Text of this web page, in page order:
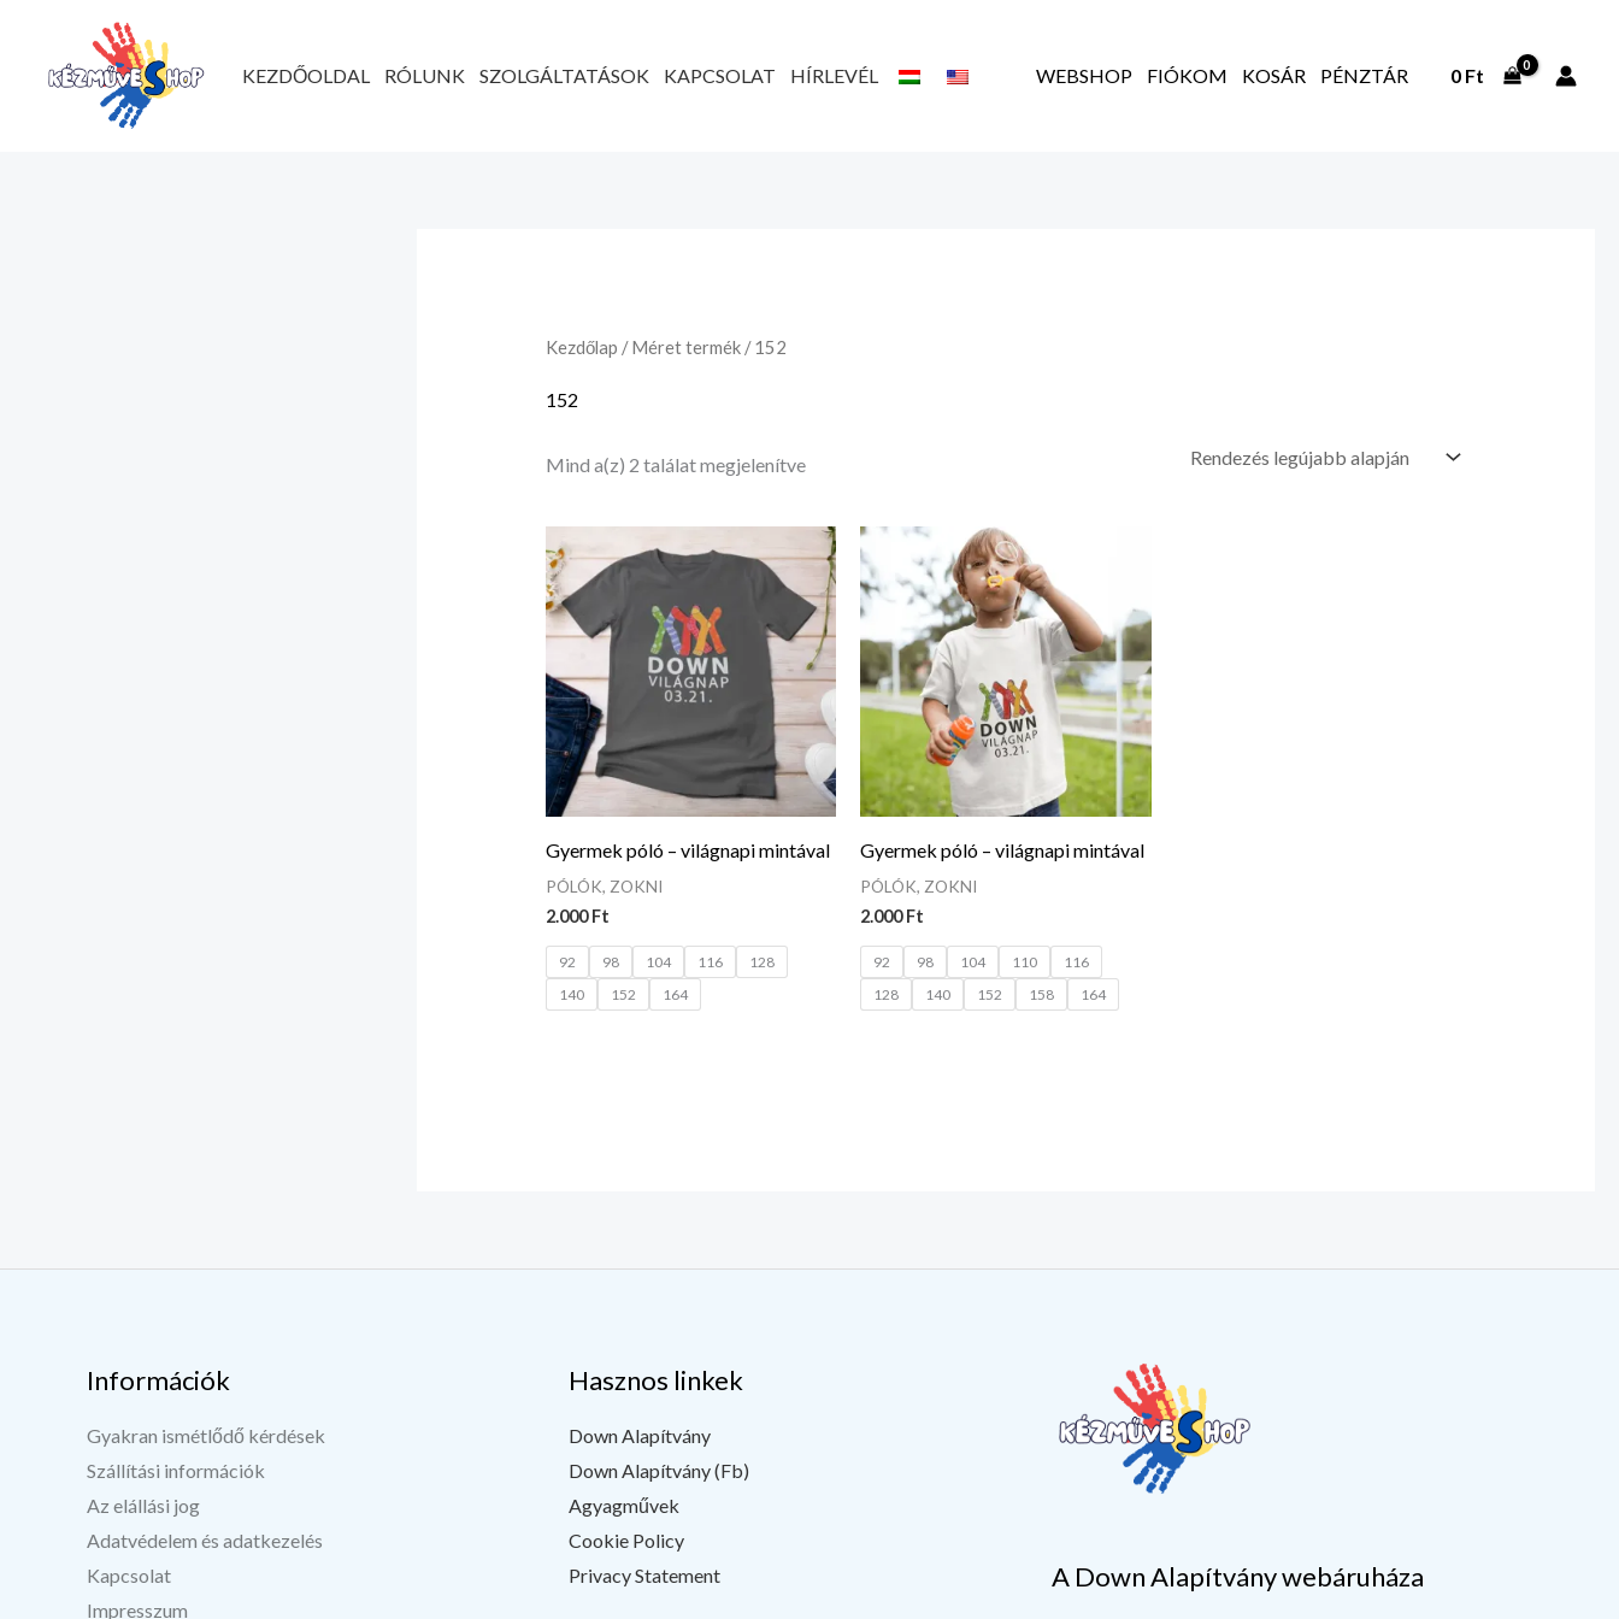
tartalomhoz
KEZDŐOLDAL RÓLUNK SZOLGÁLTATÁSOK KAPCSOLAT HÍRLEVÉL WEBSHOP FIÓKOM KOSÁR PÉNZTÁR 0 Ft
Kezdőlap / Méret termék / 152
152
Mind a(z) 2 találat megjelenítve
Gyermek póló – világnapi mintával
PÓLÓK, ZOKNI
2.000Ft
92 98 104 116
128
140
152 164
Gyermek póló – világnapi mintával
PÓLÓK, ZOKNI
2.000Ft
92 98 104 110
116
128
140 152 158 164
Információk
Gyakran ismétlődő kérdések
Szállítási információk
Az elállási jog
Adatvédelem és adatkezelés
Kapcsolat
Impresszum
Hasznos linkek
Down Alapítvány
Down Alapítvány (Fb)
Agyagművek
Cookie Policy
Privacy Statement
A Down Alapítvány webáruháza